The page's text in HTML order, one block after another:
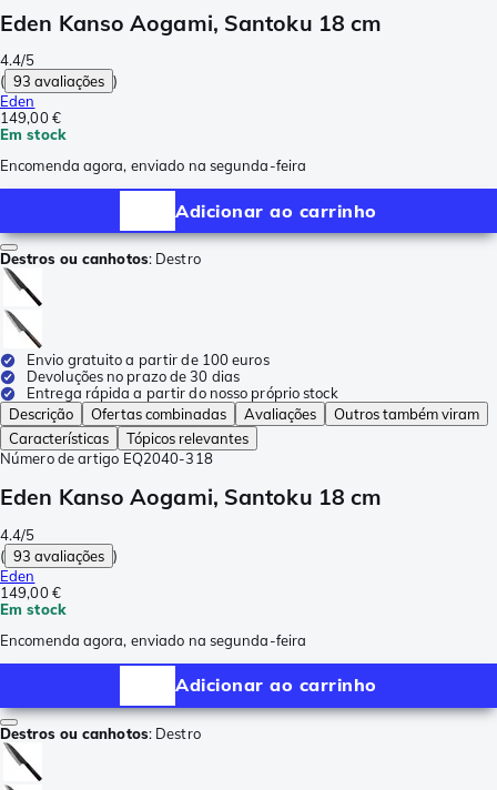
Eden Kanso Aogami, Santoku 18 cm
4.4/5
( 93 avaliações )
Eden
149,00 €
Em stock
Encomenda agora, enviado na segunda-feira
Adicionar ao carrinho
Destros ou canhotos: Destro
Envio gratuito a partir de 100 euros
Devoluções no prazo de 30 dias
Entrega rápida a partir do nosso próprio stock
Descrição
Ofertas combinadas Avaliações
Outros também viram
Características
Tópicos relevantes
Número de artigo EQ2040-318
Eden Kanso Aogami, Santoku 18 cm
4.4/5
( 93 avaliações )
Eden
149,00 €
Em stock
Encomenda agora, enviado na segunda-feira
Adicionar ao carrinho
Destros ou canhotos: Destro